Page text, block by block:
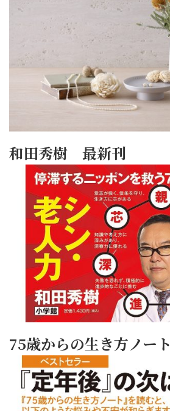
和田秀樹 最新刊
75歳からの生き方ノート